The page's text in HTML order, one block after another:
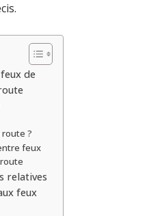
de
route ?
feux
relatives
feux